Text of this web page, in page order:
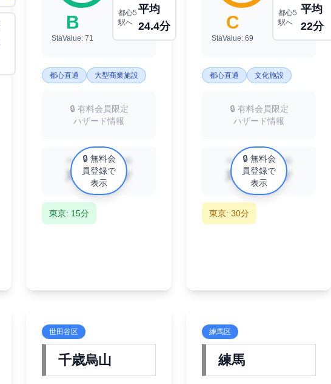
B
StaValue: 71
都心5
駅へ
平均
24.4分
都心直通 大型商業施設
🔒 有料会員限定
ハザード情報
中古マンション相場
XX万円/㎡
🔒 無料会
員登録で
表示
東京: 15分
C
StaValue: 69
都心5
駅へ
平均
22分
都心直通 文化施設
🔒 有料会員限定
ハザード情報
中古マンション相場
XX万円/㎡
🔒 無料会
員登録で
表示
東京: 30分
世田谷区
千歳烏山
練馬区
練馬